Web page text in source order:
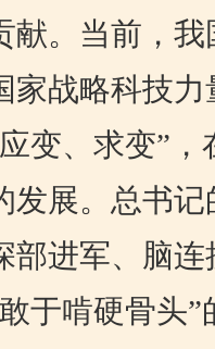
献。当前，
家战略科技
变、求变”
发展。总书
部进军、脑
于啃硬骨头